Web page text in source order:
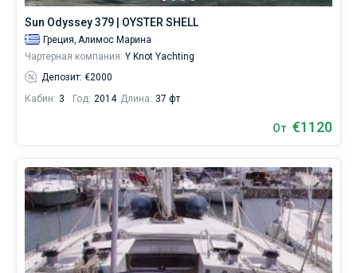
Sun Odyssey 379 | OYSTER SHELL
Греция, Алимос Марина
Чартерная компания: Y Knot Yachting
Депозит: €2000
Кабин: 3 Год: 2014 Длина: 37 фт
От €1120